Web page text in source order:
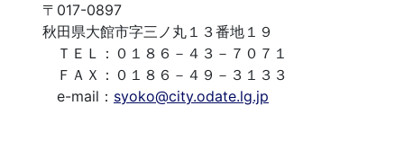
〒017-0897
秋田県大館市字三ノ丸１３番地１９
ＴＥＬ：０１８６－４３－７０７１
ＦＡＸ：０１８６－４９－３１３３
e-mail： syoko@city.odate.lg.jp